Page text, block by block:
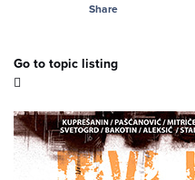
Share
Go to topic listing